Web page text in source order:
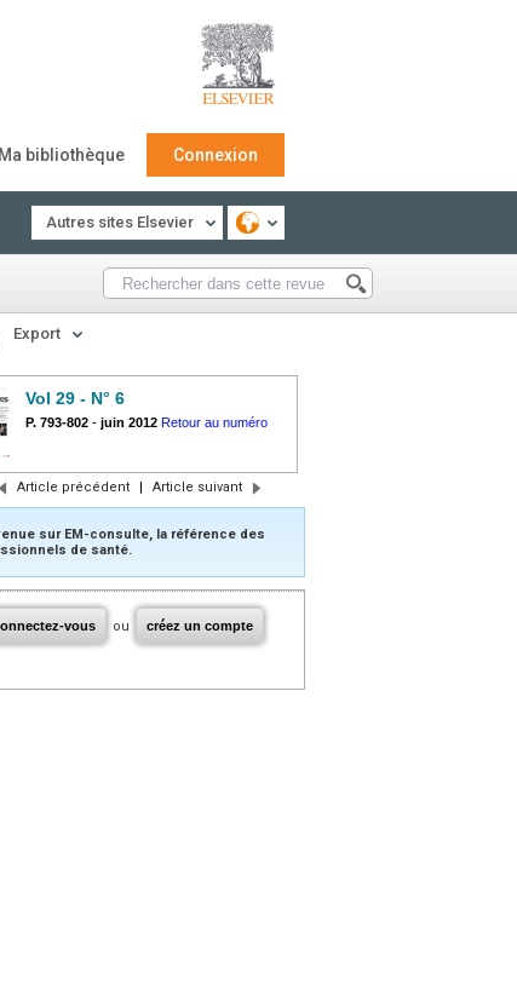
Ma bibliothèque Connexion
Autres sites Elsevier
Export
Vol 29 - N° 6
P. 793-802 - juin 2012 Retour au numéro
Article précédent | Article suivant
sur EM-consulte, la référence des
de santé.
vous ou créez un compte